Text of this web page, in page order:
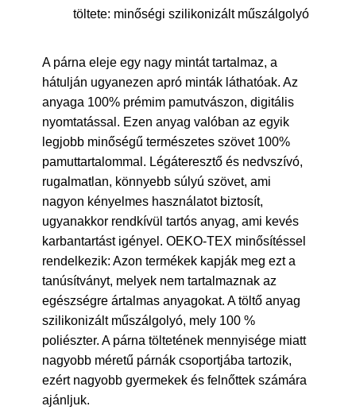
töltete: minőségi szilikonizált műszálgolyó
A párna eleje egy nagy mintát tartalmaz, a
hátulján ugyanezen apró minták láthatóak. Az
anyaga 100% prémim pamutvászon, digitális
nyomtatással. Ezen anyag valóban az egyik
legjobb minőségű természetes szövet 100%
pamuttartalommal. Légáteresztő és nedvszívó,
rugalmatlan, könnyebb súlyú szövet, ami
nagyon kényelmes használatot biztosít,
ugyanakkor rendkívül tartós anyag, ami kevés
karbantartást igényel. OEKO-TEX minősítéssel
rendelkezik: Azon termékek kapják meg ezt a
tanúsítványt, melyek nem tartalmaznak az
egészségre ártalmas anyagokat. A töltő anyag
szilikonizált műszálgolyó, mely 100 %
poliészter. A párna töltetének mennyisége miatt
nagyobb méretű párnák csoportjába tartozik,
ezért nagyobb gyermekek és felnőttek számára
ajánljuk.